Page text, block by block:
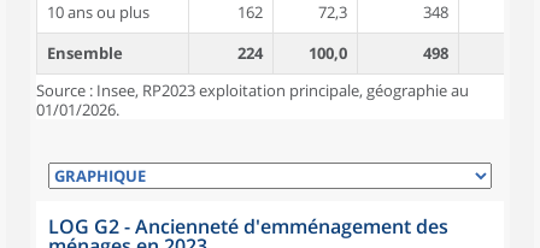
10 ans ou plus
162 72,3 348
Ensemble
224 100,0 498
Source : Insee, RP2023 exploitation principale, géographie au
01/01/2026.
LOG G2 - Ancienneté d'emménagement des